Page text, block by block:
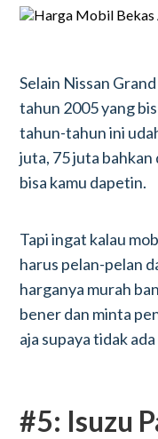
Selain Nissan
tahun 2005 yang
tahun-tahun ini
juta, 75 juta
bisa kamu dapetin.
Tapi ingat kalau
harus pelan-pelan
harganya murah
bener dan minta
aja supaya tidak
#5: Isuzu